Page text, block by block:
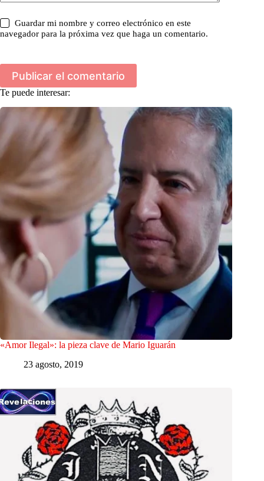
Guardar mi nombre y correo electrónico en este
navegador para la próxima vez que haga un comentario.
Publicar el comentario
Te puede interesar:
«Amor Ilegal»: la pieza clave de Mario Iguarán
23 agosto, 2019